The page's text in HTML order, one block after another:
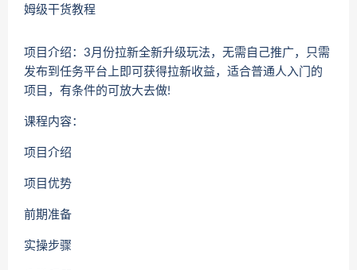
项目介绍：3月份拉新全新升级玩法，无需自己推广，只需
发布到任务平台上即可获得拉新收益，适合普通人入门的
项目，有条件的可放大去做!
课程内容：
项目介绍
项目优势
前期准备
实操步骤